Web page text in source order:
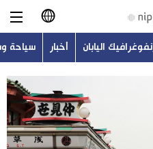
日本語
简体字
إنفوغرافيك اليابان أخبار سياحة